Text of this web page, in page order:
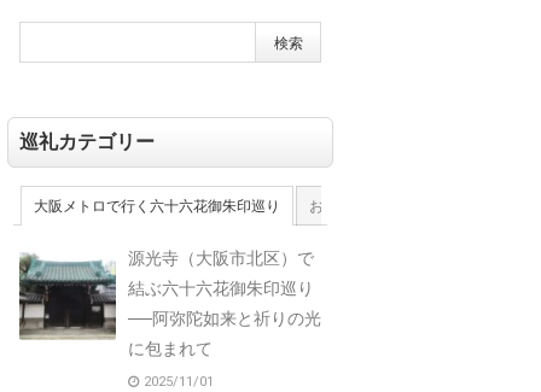
巡礼カテゴリー
大阪メトロで行く六十六花御朱印巡り おおさか十三佛霊場
源光寺（大阪市北区）で
結ぶ六十六花御朱印巡り
──阿弥陀如来と祈りの光
に包まれて
2025/11/01